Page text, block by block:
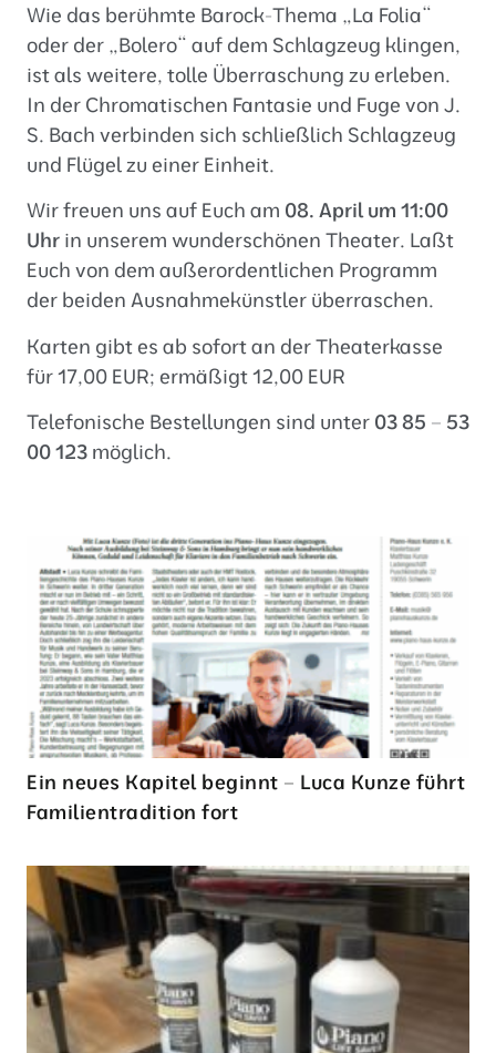
Wie das berühmte Barock-Thema „La Folia“
oder der „Bolero“ auf dem Schlagzeug klingen,
ist als weitere, tolle Überraschung zu erleben.
In der Chromatischen Fantasie und Fuge von J.
S. Bach verbinden sich schließlich Schlagzeug
und Flügel zu einer Einheit.
Wir freuen uns auf Euch am 08. April um 11:00
Uhr in unserem wunderschönen Theater. Laßt
Euch von dem außerordentlichen Programm
der beiden Ausnahmekünstler überraschen.
Karten gibt es ab sofort an der Theaterkasse
für 17,00 EUR; ermäßigt 12,00 EUR
Telefonische Bestellungen sind unter 03 85 – 53
00 123 möglich.
Ein neues Kapitel beginnt – Luca Kunze führt
Familientradition fort